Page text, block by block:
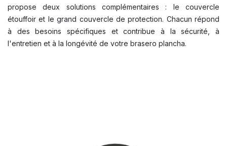
propose deux solutions complémentaires : le couvercle
étouffoir et le grand couvercle de protection. Chacun répond
à des besoins spécifiques et contribue à la sécurité, à
l'entretien et à la longévité de votre brasero plancha.